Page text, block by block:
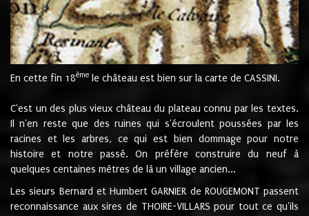
En cette fin 18ème le château est bien sur la carte de CASSINI.
C'est un des plus vieux château du plateau connu par les textes.
Il n'en reste que des ruines qui s'écroulent poussées par les
racines et les arbres, ce qui est bien dommage pour notre
histoire et notre passé. On préfère construire du neuf à
quelques centaines mètres de là un village ancien...
Les sieurs Bernard et Humbert GARNIER de ROUGEMONT passent
reconnaissance aux sires de THOIRE-VILLARS pour tout ce qu'ils